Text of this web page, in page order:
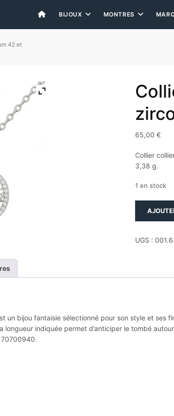
BIJOUX MONTRES
42 et
65,00 €
Collier
3,38 g.
1 en stock
argent.
42
UGS :
un bijou fantaisie sélectionné pour son style et ses
indiquée permet d’anticiper le tombé
70700940.